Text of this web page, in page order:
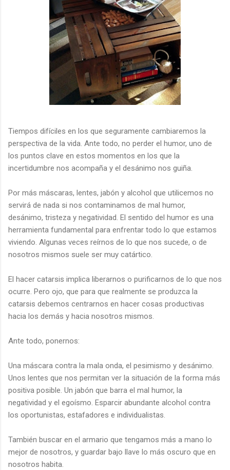
Tiempos difíciles en los que seguramente cambiaremos la
perspectiva de la vida. Ante todo, no perder el humor, uno de
los puntos clave en estos momentos en los que la
incertidumbre nos acompaña y el desánimo nos guiña.
Por más máscaras, lentes, jabón y alcohol que utilicemos no
servirá de nada si nos contaminamos de mal humor,
desánimo, tristeza y negatividad. El sentido del humor es una
herramienta fundamental para enfrentar todo lo que estamos
viviendo. Algunas veces reírnos de lo que nos sucede, o de
nosotros mismos suele ser muy catártico.
El hacer catarsis implica liberarnos o purificarnos de lo que nos
ocurre. Pero ojo, que para que realmente se produzca la
catarsis debemos centrarnos en hacer cosas productivas
hacia los demás y hacia nosotros mismos.
Ante todo, ponernos:
Una máscara contra la mala onda, el pesimismo y desánimo.
Unos lentes que nos permitan ver la situación de la forma más
positiva posible. Un jabón que barra el mal humor, la
negatividad y el egoísmo. Esparcir abundante alcohol contra
los oportunistas, estafadores e individualistas.
También buscar en el armario que tengamos más a mano lo
mejor de nosotros, y guardar bajo llave lo más oscuro que en
nosotros habita.